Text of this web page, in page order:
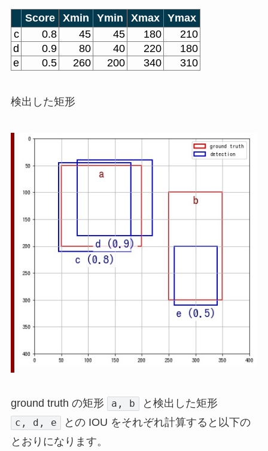
Score Xmin Ymin Xmax
Ymax
c
0.8 45 45 180
210
d
0.9 80 40 220
180
e
0.5 260 200 340 310
検出した矩形
ground truth の矩形 a, b と検出した矩形
c, d, e
との IOU をそれぞれ計算すると以下の
とおりになります。